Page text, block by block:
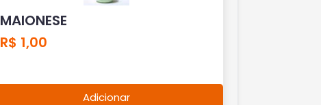
MAIONESE
R$ 1,00
Adicionar